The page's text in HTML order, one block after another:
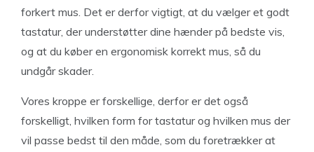
forkert mus. Det er derfor vigtigt, at du vælger et godt
tastatur, der understøtter dine hænder på bedste vis,
og at du køber en ergonomisk korrekt mus, så du
undgår skader.
Vores kroppe er forskellige, derfor er det også
forskelligt, hvilken form for tastatur og hvilken mus der
vil passe bedst til den måde, som du foretrækker at